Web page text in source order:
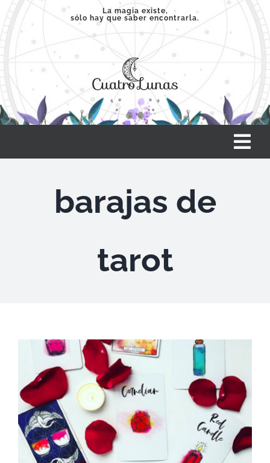
Saltar
contenido
La magia existe,
sólo hay que saber encontrarla.
ARTÍCULOS
ACERCA
CONTACTO
barajas de
tarot